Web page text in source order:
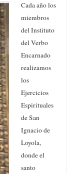
Cada año los
miembros
del Instituto
del Verbo
Encarnado
realizamos
los
Ejercicios
Espirituales
de San
Ignacio de
Loyola,
donde el
santo